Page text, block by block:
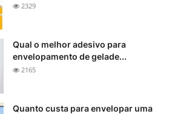
2329
Qual o melhor adesivo para
envelopamento de gelade...
2165
Quanto custa para envelopar uma